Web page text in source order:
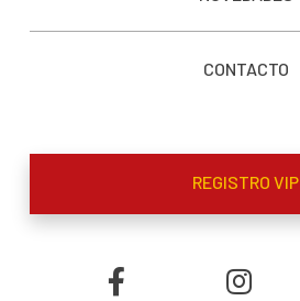
CONTACTO
REGISTRO VIP